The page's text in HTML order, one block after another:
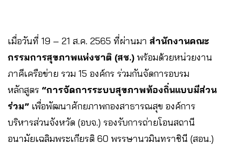
เมื่อวันที่ 19 – 21 ส.ค. 2565 ที่ผ่านมา สำนักงานคณะ
กรรมการสุขภาพแห่งชาติ (สช.) พร้อมด้วยหน่วยงาน
ภาคีเครือข่าย รวม 15 องค์กร ร่วมกันจัดการอบรม
หลักสูตร “การจัดการระบบสุขภาพท้องถิ่นแบบมีส่วน
ร่วม” เพื่อพัฒนาศักยภาพกองสาธารณสุข องค์การ
บริหารส่วนจังหวัด (อบจ.) รองรับการถ่ายโอนสถานี
อนามัยเฉลิมพระเกียรติ 60 พรรษานวมินทราชินี (สอน.)